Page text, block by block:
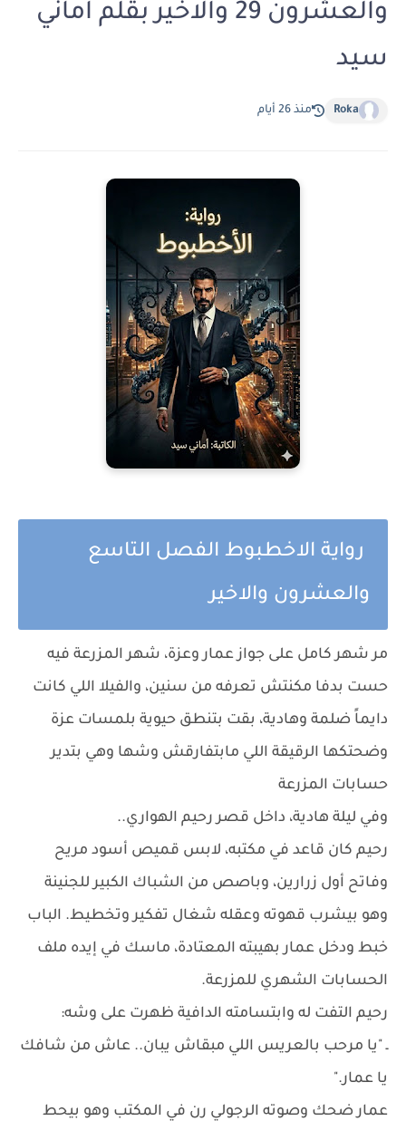
والعشرون 29 والاخير بقلم اماني
سيد
Roka منذ 26 أيام
رواية الاخطبوط الفصل التاسع
والعشرون والاخير
مر شهر كامل على جواز عمار وعزة، شهر المزرعة فيه
حست بدفا مكنتش تعرفه من سنين، والفيلا اللي كانت
دايماً ضلمة وهادية، بقت بتنطق حيوية بلمسات عزة
وضحتكها الرقيقة اللي مابتفارقش وشها وهي بتدير
حسابات المزرعة
وفي ليلة هادية، داخل قصر رحيم الهواري..
رحيم كان قاعد في مكتبه، لابس قميص أسود مريح
وفاتح أول زرارين، وباصص من الشباك الكبير للجنينة
وهو بيشرب قهوته وعقله شغال تفكير وتخطيط. الباب
خبط ودخل عمار بهيبته المعتادة، ماسك في إيده ملف
الحسابات الشهري للمزرعة.
رحيم التفت له وابتسامته الدافية ظهرت على وشه:
ـ "يا مرحب بالعريس اللي مبقاش يبان.. عاش من شافك
يا عمار."
عمار ضحك وصوته الرجولي رن في المكتب وهو بيحط